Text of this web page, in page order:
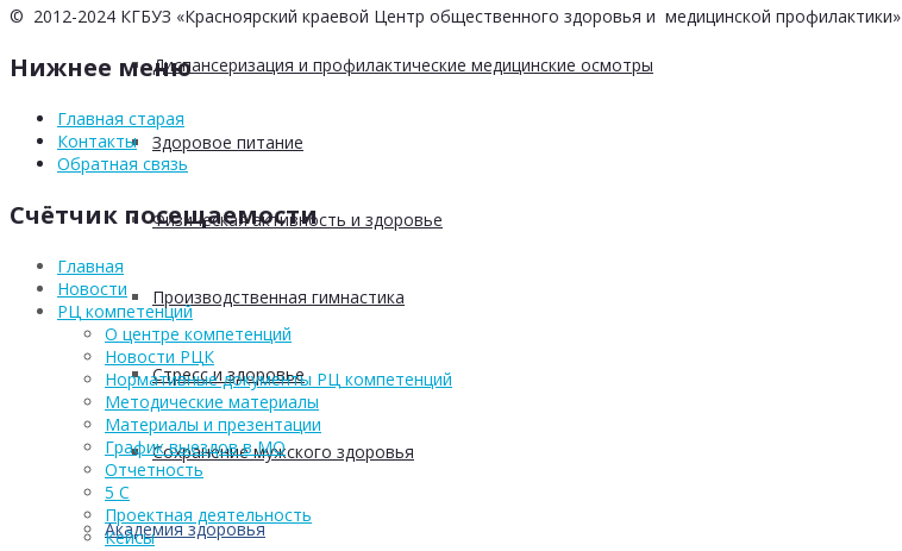
Диспансеризация и профилактические медицинские осмотры
Здоровое питание
Физическая активность и здоровье
Производственная гимнастика
Стресс и здоровье
Сохранение мужского здоровья
Академия здоровья
© 2012-2024 КГБУЗ «Красноярский краевой Центр общественного здоровья и медицинской профилактики»
Нижнее меню
Главная старая
Контакты
Обратная связь
Счётчик посещаемости
Главная
Новости
РЦ компетенций
О центре компетенций
Новости РЦК
Нормативные документы РЦ компетенций
Методические материалы
Материалы и презентации
График выездов в МО
Отчетность
5 С
Проектная деятельность
Кейсы